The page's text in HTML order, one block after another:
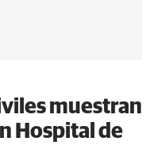
muestran
Hospital de